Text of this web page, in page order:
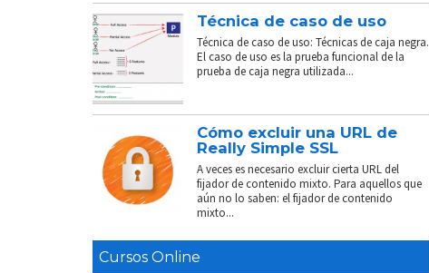
Técnica de caso de uso
Técnica de caso de uso: Técnicas de caja negra.
El caso de uso es la prueba funcional de la
prueba de caja negra utilizada...
Cómo excluir una URL de
Really Simple SSL
A veces es necesario excluir cierta URL del
fijador de contenido mixto. Para aquellos que
aún no lo saben: el fijador de contenido
mixto...
Cursos Online